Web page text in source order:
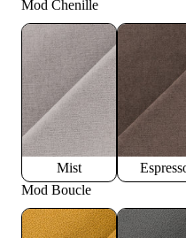
Mod Chenille
Mist
Mod Boucle